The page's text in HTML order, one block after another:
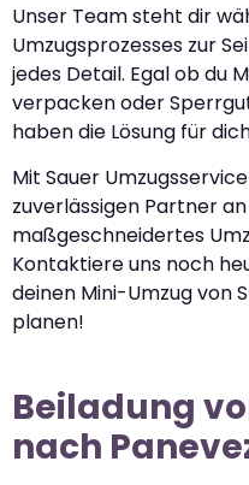
Unser Team steht dir
Umzugsprozesses zur
jedes Detail. Egal ob du
verpacken oder
haben die Lösung für
Mit Sauer
zuverlässigen Partner
maßgeschneidertes
Kontaktiere uns noch
deinen Mini-Umzug von
planen!
Beiladung
nach